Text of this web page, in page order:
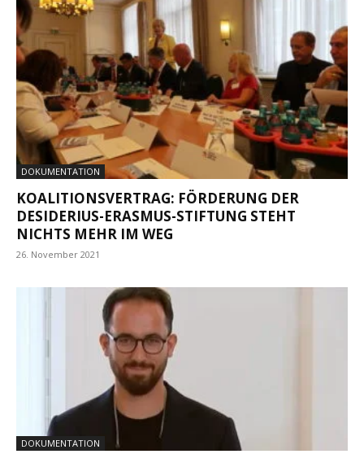
DOKUMENTATION
KOALITIONSVERTRAG: FÖRDERUNG DER
DESIDERIUS-ERASMUS-STIFTUNG STEHT
NICHTS MEHR IM WEG
26. November 2021
DOKUMENTATION